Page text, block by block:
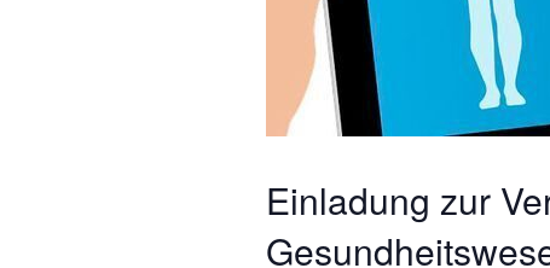
Einladung zur